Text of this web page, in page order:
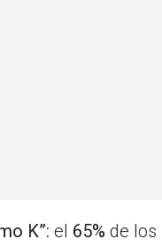
K”: el 65% de los